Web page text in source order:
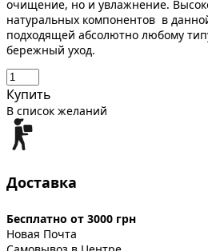
очищение, но и увлажнение.
натуральных компонентов в
подходящей абсолютно любому
бережный уход.
Купить
В список желаний
Доставка
Бесплатно от 3000 грн
Новая Почта